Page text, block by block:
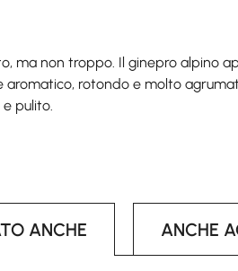
ma non troppo. Il ginepro alpino
aromatico, rotondo e molto
pulito.
ANCHE ANCHE